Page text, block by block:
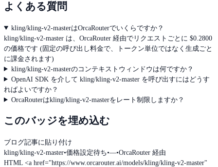
よくある質問
kling/kling-v2-masterはOrcaRouterでいくらですか？
kling/kling-v2-master は、OrcaRouter 経由でリクエストごとに $0.2800
の価格です (固定の呼び出し料金で、トークン単位ではなく生成ごと
に課金されます)
kling/kling-v2-masterのコンテキストウィンドウは何ですか？
OpenAI SDK を介して kling/kling-v2-master を呼び出すにはどうす
ればよいですか？
OrcaRouterはkling/kling-v2-masterをレート制限しますか？
このバッジを埋め込む
ブログ記事に貼り付け
kling/kling-v2-master•価格設定待ち•—•OrcaRouter 経由
HTML <a href="https://www.orcarouter.ai/models/kling/kling-v2-master"